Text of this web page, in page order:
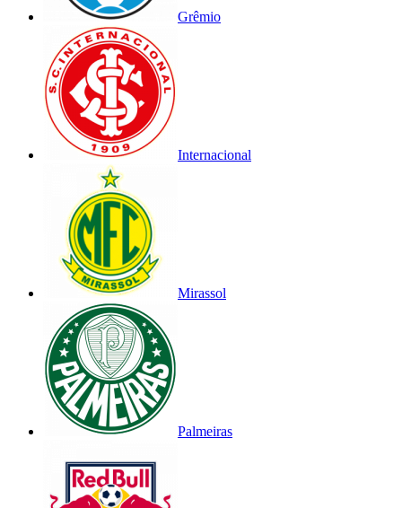
Grêmio
Internacional
Mirassol
Palmeiras